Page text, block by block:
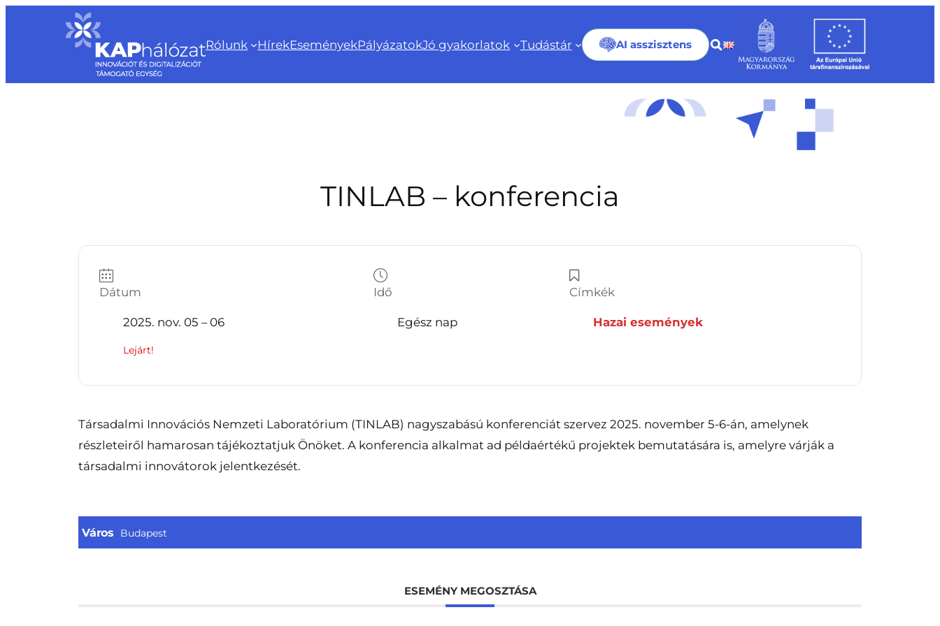
tartalomhoz
Rólunk HírekEseményekPályázatokJó gyakorlatok Tudástár AI asszisztens
TINLAB – konferencia
Dátum
2025. nov. 05 – 06
Lejárt!
Idő
Egész nap
Címkék
Hazai események
Társadalmi Innovációs Nemzeti Laboratórium (TINLAB) nagyszabású konferenciát szervez 2025. november 5-6-án, amelynek
részleteiről hamarosan tájékoztatjuk Önöket. A konferencia alkalmat ad példaértékű projektek bemutatására is, amelyre várják a
társadalmi innovátorok jelentkezését.
Város Budapest
ESEMÉNY MEGOSZTÁSA